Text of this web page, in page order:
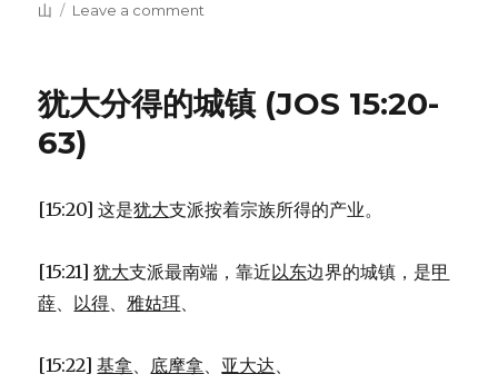
山
Leave a comment
王
(JOS
11:1-
犹大分得的城镇 (JOS 15:20-
63)
[15:20] 这是犹大支派按着宗族所得的产业。
[15:21]犹大支派最南端，靠近以东边界的城镇，是甲
薛、 以得、雅姑珥、
[15:22]基拿、 底摩拿、 亚大达、